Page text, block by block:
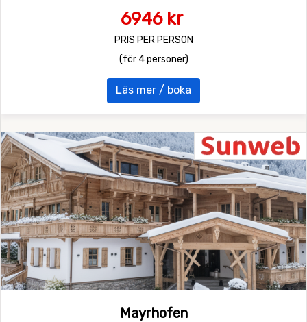
6946 kr
PRIS PER PERSON
(för 4 personer)
Läs mer / boka
Mayrhofen